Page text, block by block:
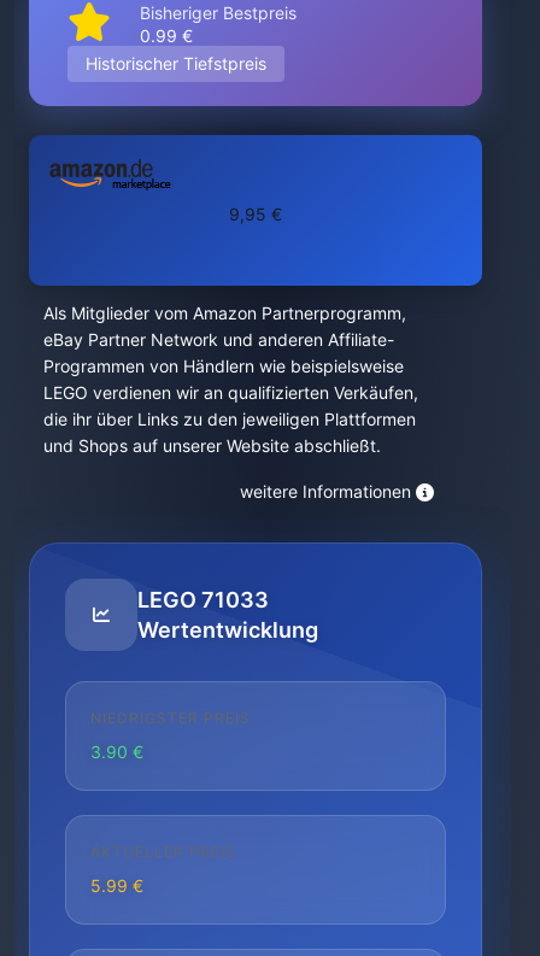
Bisheriger Bestpreis
0.99 €
Historischer Tiefstpreis
9,95 €
Als Mitglieder vom Amazon Partnerprogramm,
eBay Partner Network und anderen Affiliate-
Programmen von Händlern wie beispielsweise
LEGO verdienen wir an qualifizierten Verkäufen,
die ihr über Links zu den jeweiligen Plattformen
und Shops auf unserer Website abschließt.
weitere Informationen
LEGO 71033
Wertentwicklung
NIEDRIGSTER PREIS
3.90 €
AKTUELLER PREIS
5.99 €